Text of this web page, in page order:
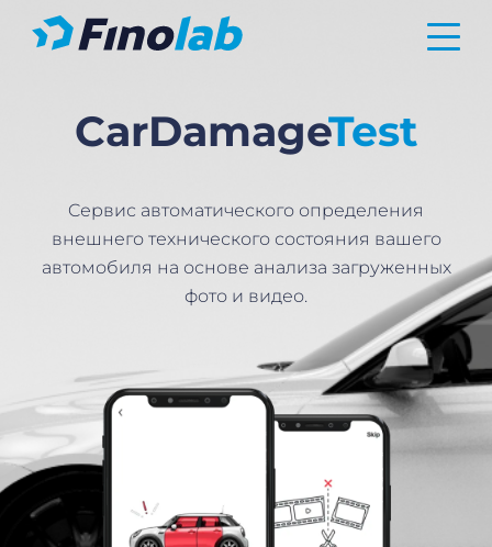
CarDamageTest
Cервис автоматического определения
внешнего технического состояния вашего
автомобиля на основе анализа загруженных
фото и видео.